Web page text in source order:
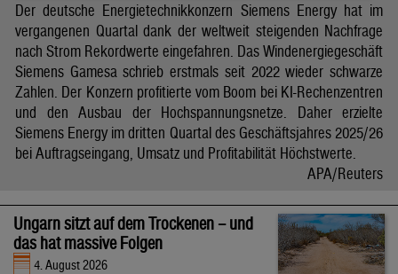
Der deutsche Energietechnikkonzern Siemens Energy hat im
vergangenen Quartal dank der weltweit steigenden Nachfrage
nach Strom Rekordwerte eingefahren. Das Windenergiegeschäft
Siemens Gamesa schrieb erstmals seit 2022 wieder schwarze
Zahlen. Der Konzern profitierte vom Boom bei KI-Rechenzentren
und den Ausbau der Hochspannungsnetze. Daher erzielte
Siemens Energy im dritten Quartal des Geschäftsjahres 2025/26
bei Auftragseingang, Umsatz und Profitabilität Höchstwerte.
APA/Reuters
Ungarn sitzt auf dem Trockenen – und
das hat massive Folgen
4. August 2026